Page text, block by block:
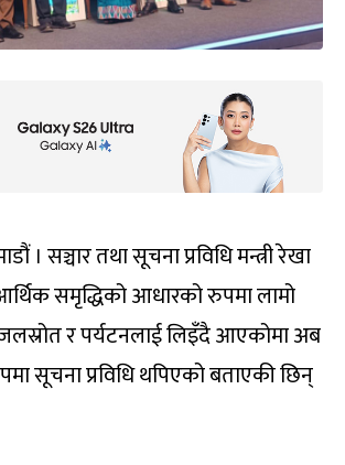
। सञ्चार तथा सूचना प्रविधि मन्त्री रेखा
समृद्धिको आधारको रुपमा लामो
र पर्यटनलाई लिइँदै आएकोमा अब
सूचना प्रविधि थपिएको बताएकी छिन्